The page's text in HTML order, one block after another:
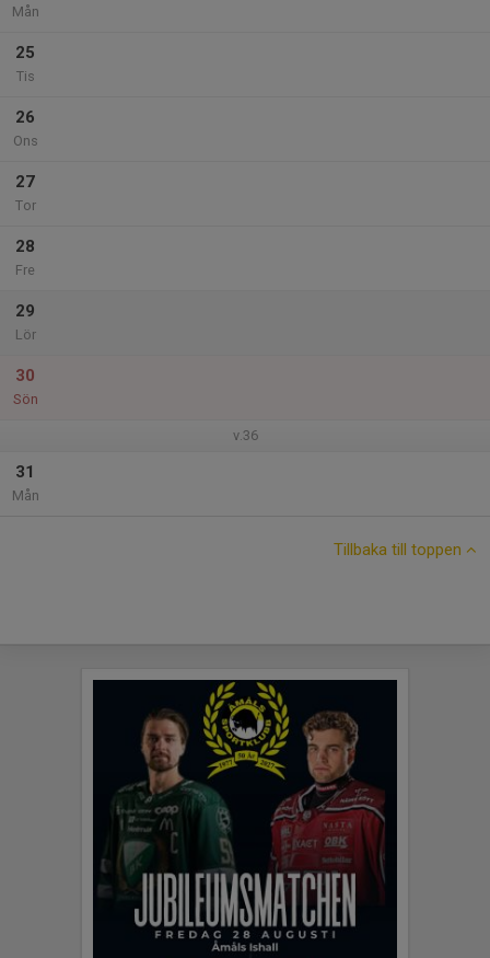
Mån
25
Tis
26
Ons
27
Tor
28
Fre
29
Lör
30
Sön
v.36
31
Mån
Tillbaka till toppen